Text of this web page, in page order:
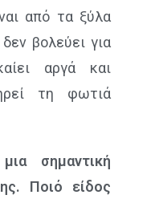
από τα ξύλα
βολεύει για
αργά και
τη φωτιά
σημαντική
Ποιό είδος